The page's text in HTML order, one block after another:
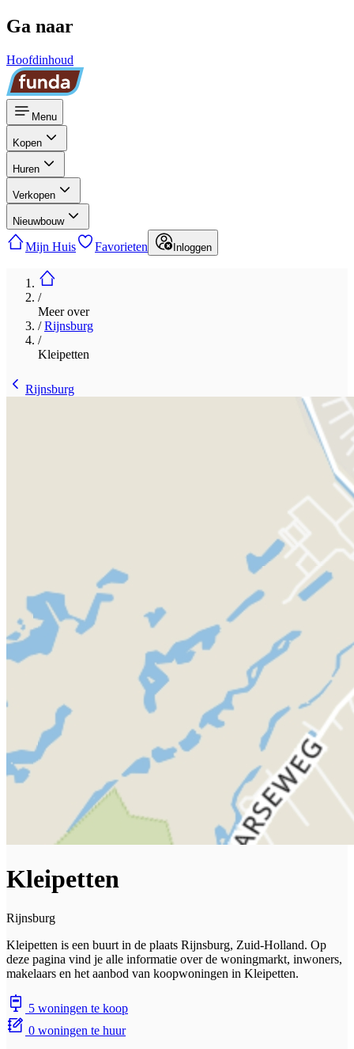
Ga naar
Hoofdinhoud
Menu
Kopen
Huren
Verkopen
Nieuwbouw
Mijn Huis Favorieten Inloggen
/
Meer over
/Rijnsburg
/
Kleipetten
Rijnsburg
Kleipetten
Rijnsburg
Kleipetten is een buurt in de plaats Rijnsburg, Zuid-Holland. Op
deze pagina vind je alle informatie over de woningmarkt, inwoners,
makelaars en het aanbod van koopwoningen in Kleipetten.
5 woningen te koop
0 woningen te huur